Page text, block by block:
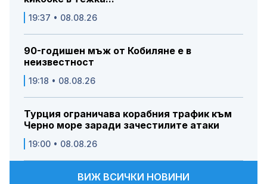
19:37 • 08.08.26
90-годишен мъж от Кобиляне е в
неизвестност
19:18 • 08.08.26
Турция ограничава корабния трафик към
Черно море заради зачестилите атаки
19:00 • 08.08.26
ВИЖ ВСИЧКИ НОВИНИ